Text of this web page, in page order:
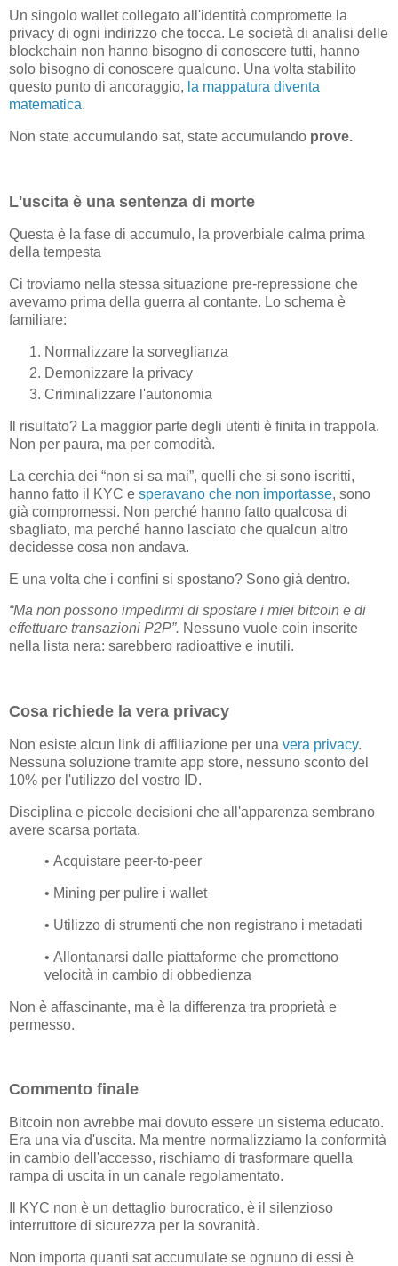
Un singolo wallet collegato all'identità compromette la
privacy di ogni indirizzo che tocca. Le società di analisi delle
blockchain non hanno bisogno di conoscere tutti, hanno
solo bisogno di conoscere qualcuno. Una volta stabilito
questo punto di ancoraggio, la mappatura diventa
matematica.
Non state accumulando sat, state accumulando prove.
L'uscita è una sentenza di morte
Questa è la fase di accumulo, la proverbiale calma prima
della tempesta
Ci troviamo nella stessa situazione pre-repressione che
avevamo prima della guerra al contante. Lo schema è
familiare:
Normalizzare la sorveglianza
Demonizzare la privacy
Criminalizzare l'autonomia
Il risultato? La maggior parte degli utenti è finita in trappola.
Non per paura, ma per comodità.
La cerchia dei “non si sa mai”, quelli che si sono iscritti,
hanno fatto il KYC e speravano che non importasse, sono
già compromessi. Non perché hanno fatto qualcosa di
sbagliato, ma perché hanno lasciato che qualcun altro
decidesse cosa non andava.
E una volta che i confini si spostano? Sono già dentro.
“Ma non possono impedirmi di spostare i miei bitcoin e di
effettuare transazioni P2P”. Nessuno vuole coin inserite
nella lista nera: sarebbero radioattive e inutili.
Cosa richiede la vera privacy
Non esiste alcun link di affiliazione per una vera privacy.
Nessuna soluzione tramite app store, nessuno sconto del
10% per l'utilizzo del vostro ID.
Disciplina e piccole decisioni che all'apparenza sembrano
avere scarsa portata.
• Acquistare peer-to-peer
• Mining per pulire i wallet
• Utilizzo di strumenti che non registrano i metadati
• Allontanarsi dalle piattaforme che promettono
velocità in cambio di obbedienza
Non è affascinante, ma è la differenza tra proprietà e
permesso.
Commento finale
Bitcoin non avrebbe mai dovuto essere un sistema educato.
Era una via d'uscita. Ma mentre normalizziamo la conformità
in cambio dell'accesso, rischiamo di trasformare quella
rampa di uscita in un canale regolamentato.
Il KYC non è un dettaglio burocratico, è il silenzioso
interruttore di sicurezza per la sovranità.
Non importa quanti sat accumulate se ognuno di essi è